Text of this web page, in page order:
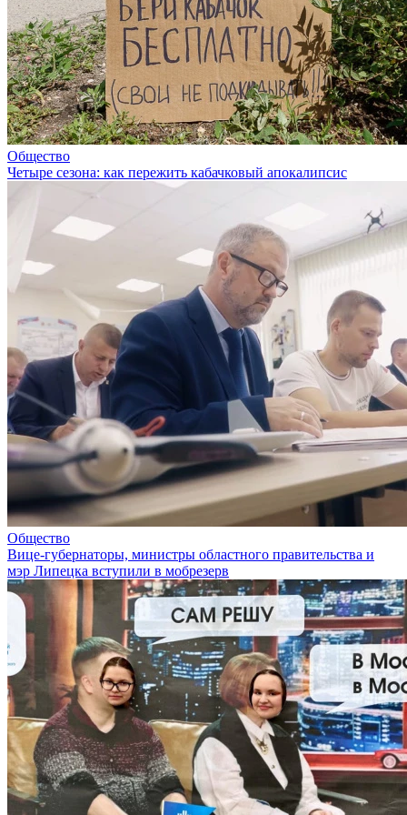
Общество
Четыре сезона: как пережить кабачковый апокалипсис
Общество
Вице-губернаторы, министры областного правительства и
мэр Липецка вступили в мобрезерв